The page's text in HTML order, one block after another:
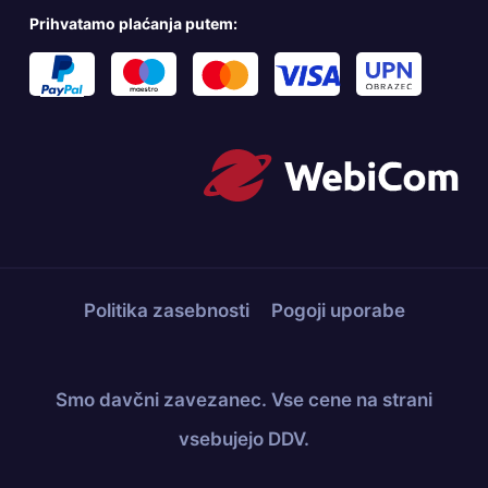
Prihvatamo plaćanja putem:
Politika zasebnosti Pogoji uporabe
Smo davčni zavezanec. Vse cene na strani
vsebujejo DDV.